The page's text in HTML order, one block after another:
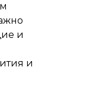
и
и